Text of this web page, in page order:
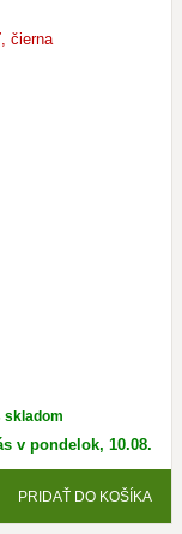
skladom
v pondelok, 10.08.
PRIDAŤ DO KOŠÍKA